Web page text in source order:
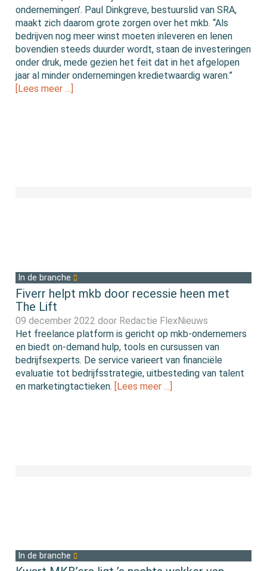
ondernemingen’. Paul Dinkgreve, bestuurslid van SRA,
maakt zich daarom grote zorgen over het mkb. “Als
bedrijven nog meer winst moeten inleveren en lenen
bovendien steeds duurder wordt, staan de investeringen
onder druk, mede gezien het feit dat in het afgelopen
jaar al minder ondernemingen kredietwaardig waren.”
[Lees meer …]
In de branche
Fiverr helpt mkb door recessie heen met
The Lift
09 december 2022 door Redactie FlexNieuws
Het freelance platform is gericht op mkb-ondernemers
en biedt on-demand hulp, tools en cursussen van
bedrijfsexperts. De service varieert van financiële
evaluatie tot bedrijfsstrategie, uitbesteding van talent
en marketingtactieken. [Lees meer …]
In de branche